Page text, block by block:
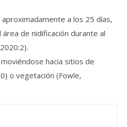
a los 25 días,
de nidificación durante al
hacia sitios de
o vegetación (Fowle,